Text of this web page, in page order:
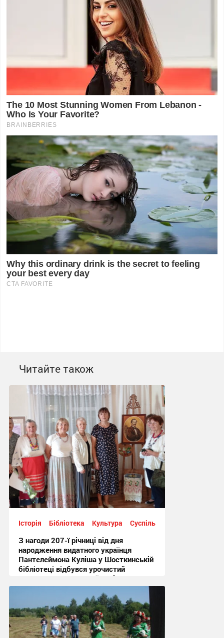
Читайте також
Історія Бібліотека Культура Суспільство
З нагоди 207-ї річниці від дня
народження видатного українця
Пантелеймона Куліша у Шосткинській
бібліотеці відбувся урочистий
культурно-мистецький захід + Фото